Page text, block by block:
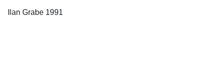
Ilan Grabe 1991